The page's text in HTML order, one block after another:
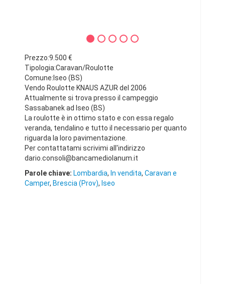
Prezzo:9.500 €
Tipologia:Caravan/Roulotte
Comune:Iseo (BS)
Vendo Roulotte KNAUS AZUR del 2006
Attualmente si trova presso il campeggio
Sassabanek ad Iseo (BS)
La roulotte è in ottimo stato e con essa regalo
veranda, tendalino e tutto il necessario per quanto
riguarda la loro pavimentazione.
Per contattatami scrivimi all'indirizzo
dario.consoli@bancamediolanum.it
Parole chiave: Lombardia, In vendita, Caravan e
Camper, Brescia (Prov), Iseo